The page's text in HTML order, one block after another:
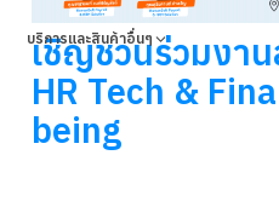
บริการและสินค้าอื่นๆ
เชิญชวนร่วมงา
HR Tech &
being